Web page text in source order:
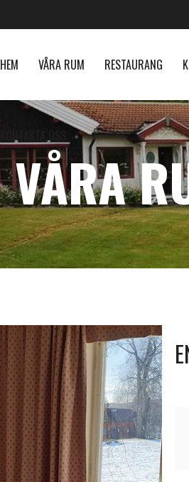
HEM VÅRA RUM RESTAURANG
KONTAKTA OSS
VÅRA